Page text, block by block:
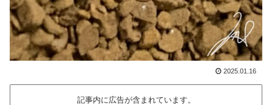
2025.01.16
記事内に広告が含まれています。